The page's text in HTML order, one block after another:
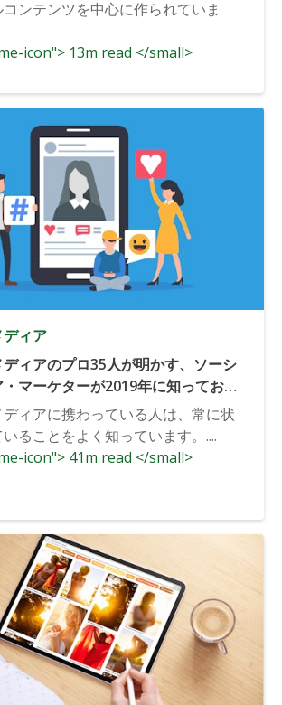
ンテンツを中心に作られていま
icon"> 13m read </small>
ディア
ィアのプロ35人が明かす、ソーシ
マーケターが2019年に知っておく
ンド
ィアに携わっている人は、常に状
ることをよく知っています。....
icon"> 41m read </small>